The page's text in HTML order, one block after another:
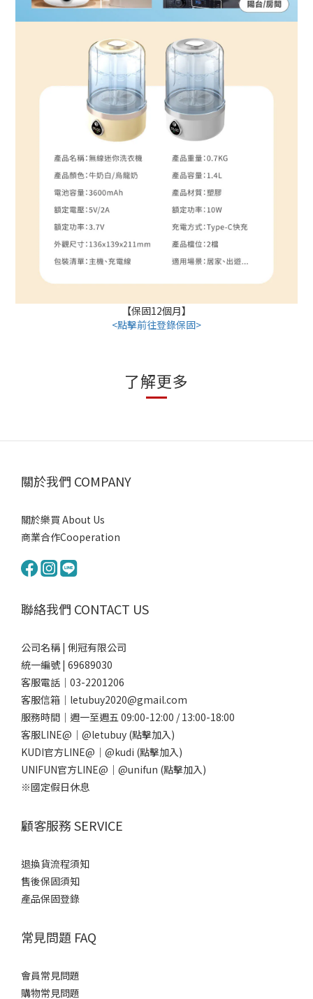
【保固12個月】
<點擊前往登錄保固>
了解更多
關於我們 COMPANY
關於樂買 About Us
商業合作Cooperation
聯絡我們 CONTACT US
公司名稱 | 俐冠有限公司
統一編號 | 69689030
客服電話｜03-2201206
客服信箱｜letubuy2020@gmail.com
服務時間｜週一至週五 09:00-12:00 / 13:00-18:00
客服LINE@｜ @letubuy (點擊加入)
KUDI官方LINE@｜ @kudi (點擊加入)
UNIFUN官方LINE@｜ @unifun (點擊加入)
※國定假日休息
顧客服務 SERVICE
退換貨流程須知
售後保固須知
產品保固登錄
常見問題 FAQ
會員常見問題
購物常見問題